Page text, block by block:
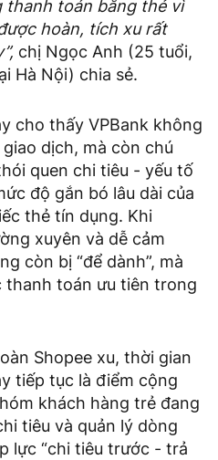
thanh toán bằng thẻ vì
hoàn, tích xu rất
chị Ngọc Anh (25 tuổi,
Hà Nội) chia sẻ.
cho thấy VPBank không
dịch, mà còn chú
quen chi tiêu - yếu tố
độ gắn bó lâu dài của
thẻ tín dụng. Khi
xuyên và dễ cảm
còn bị “để dành”, mà
toán ưu tiên trong
Shopee xu, thời gian
tiếp tục là điểm cộng
khách hàng trẻ đang
tiêu và quản lý dòng
lực “chi tiêu trước - trả